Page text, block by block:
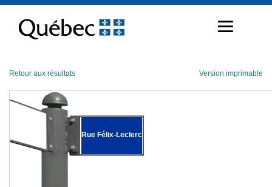
contenu
Retour aux résultats Version imprimable
Rue Félix-Leclerc